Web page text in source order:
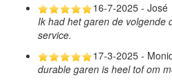
16-7-2025 - José
Ik had het garen de volgende
service.
17-3-2025 -
durable garen is heel tof om